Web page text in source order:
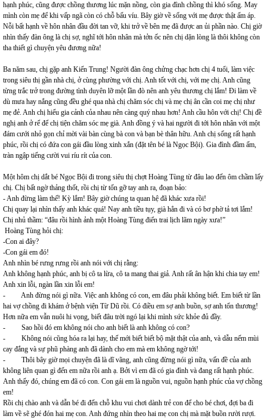
hạnh phúc, cũng được chồng thương lúc mặn nồng, còn gia đình chồng thì khó sống. May
mình còn mẹ để khi vấp ngã còn có chỗ bấu víu. Bây giờ về sống với mẹ được thật ấm áp.
Nỗi bất hạnh về hôn nhân đầu đời tan vỡ, khi trở về bên mẹ đã được an ủi phần nào. Chị giờ
nhìn thấy đàn ông là chị sợ, nghĩ tới hôn nhân mà tởn ốc nên chị dặn lòng là thôi không còn
tha thiết gì chuyện yêu đương nữa!
Ba năm sau, chị gặp anh Kiến Trung! Người đàn ông chửng chạc hơn chị 4 tuổi, làm việc
trong siêu thị gần nhà chị, ở cùng phường với chị. Anh tốt với chị, với mẹ chị. Anh cũng
từng trắc trở trong đường tình duyên lỡ một lần đò nên anh yêu thương chị lắm! Đi làm về
dù mưa hay nắng cũng đều ghé qua nhà chị chăm sóc chị và mẹ chị ân cần coi mẹ chị như
mẹ đẻ. Anh chị hiểu gia cảnh của nhau nên càng quý nhau hơn! Anh cầu hôn với chị! Chị đề
nghị anh ở rể để chị tiện chăm sóc mẹ già. Anh đồng ý và hai người đi tới hôn nhân với một
đám cưới nhỏ gọn chỉ mời vài bàn cùng bà con và bạn bè thân hữu. Anh chị sống rất hạnh
phúc, rồi chị có đứa con gái đầu lòng xinh xắn (đặt tên bé là Ngọc Bội). Gia đình đầm ấm,
tràn ngập tiếng cười vui ríu rít của con.
Một hôm chị dắt bé Ngọc Bội đi trong siêu thị chợt Hoàng Tùng từ đâu lao đến ôm chầm lấy
chị. Chị bất ngờ thảng thốt, rồi chị từ tốn gỡ tay anh ra, đoạn bảo:
- Anh đừng làm thế! Kỳ lắm! Bây giờ chúng ta quan hệ đã khác xưa rồi!
Chị quay lại nhìn thấy anh khác quá! Nay anh tiều tụy, già hẳn đi và có bơ phờ tả tơi lắm!
Chị nhủ thầm: “đâu rồi hình ảnh một Hoàng Tùng điển trai lịch lãm ngày xưa!”
Hoàng Tùng hỏi chị:
-Con ai đây?
-Con gái em đó!
Anh nhìn bé rưng rưng rồi anh nói với chị rằng:
Anh không hạnh phúc, anh bị cô ta lừa, cô ta mang thai giả. Anh rất ân hận khi chia tay em!
Anh xin lỗi, ngàn lần xin lỗi em!
- Anh đừng nói gì nữa. Việc anh không có con, em đâu phải không biết. Em biết từ lần
hai vợ chồng đi khám ở bệnh viện Từ Dũ rồi. Có điều em sợ anh buồn, sợ anh tổn thương!
Hơn nữa em vẫn nuôi hi vọng, biết đâu trời ngó lại khi mình sức khỏe đủ đầy.
- Sao hồi đó em không nói cho anh biết là anh không có con?
- Không nói cũng hóa ra lại hay, thế mới biết biết bộ mặt thật của anh, và dẫu nếm mùi
cay đắng và sự phũ phàng anh đã dành cho em mà em không ngờ tới!
- Thôi bây giờ mọi chuyện đã là dĩ vãng, anh cũng đừng nói gì nữa, vấn đề của anh
không liên quan gì đến em nữa rồi anh ạ. Bởi vì em đã có gia đình và đang rất hạnh phúc.
Anh thấy đó, chúng em đã có con. Con gái em là nguồn vui, nguồn hạnh phúc của vợ chồng
em!
Rồi chị chào anh và dẫn bé đi đến chỗ khu vui chơi dành trẻ con để cho bé chơi, đợi ba đi
làm về sẽ ghé đón hai mẹ con. Anh đứng nhìn theo hai mẹ con chị mà mặt buồn rười rượi.